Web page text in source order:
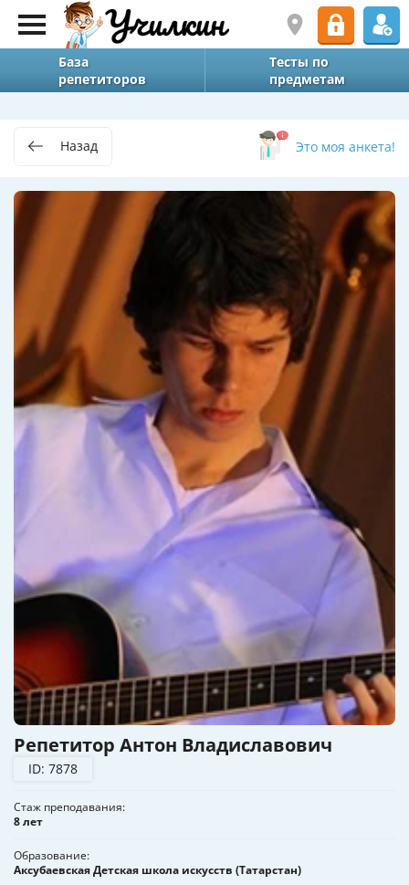
База
репетиторов
Тесты по
предметам
Назад Это моя анкета!
Репетитор Антон Владиславович
ID: 7878
Стаж преподавания
8 лет
Образование
Аксубаевская Детская школа искусств (Татарстан)